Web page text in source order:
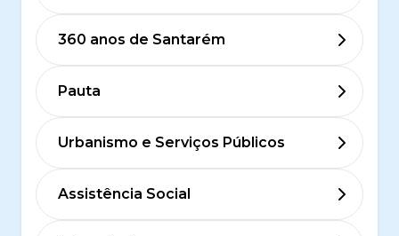
360 anos de Santarém
Pauta
Urbanismo e Serviços Públicos
Assistência Social